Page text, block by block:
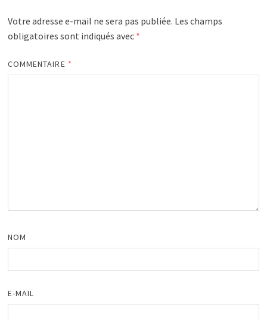
Votre adresse e-mail ne sera pas publiée. Les champs
obligatoires sont indiqués avec *
COMMENTAIRE *
NOM
E-MAIL